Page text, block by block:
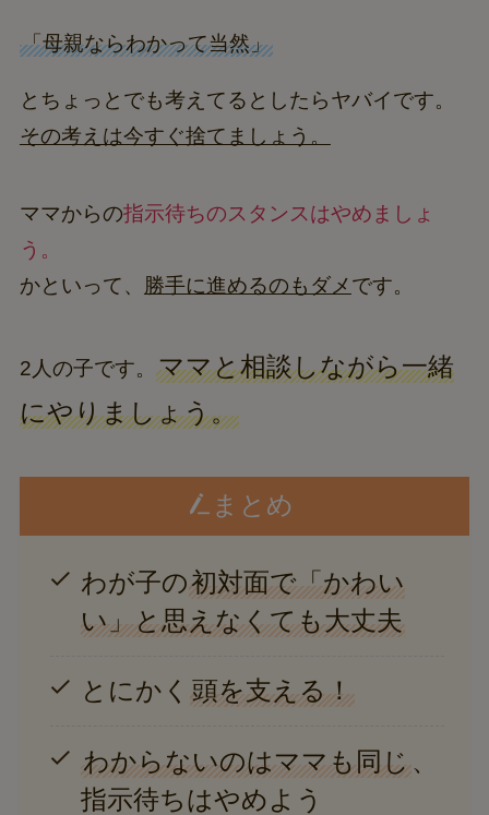
「母親ならわかって当然」
とちょっとでも考えてるとしたらヤバイです。
その考えは今すぐ捨てましょう。
ママからの指示待ちのスタンスはやめましょ
う。
かといって、 勝手に進めるのもダメです。
2人の子です。 ママと相談しながら一緒
にやりましょう。
まとめ
わが子の初対面で「かわい
い」と思えなくても大丈夫
とにかく頭を支える！
わからないのはママも同じ、
指示待ちはやめよう